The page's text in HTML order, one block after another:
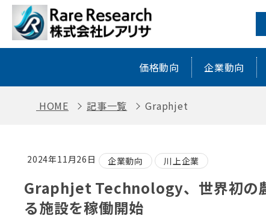
Graphjet ｜ レアアース・レアメタ
価格動向 企業動向
HOME 記事一覧 Graphjet
2024年11月26日 企業動向 川上企業
Graphjet Technology、世界初の
る施設を稼働開始